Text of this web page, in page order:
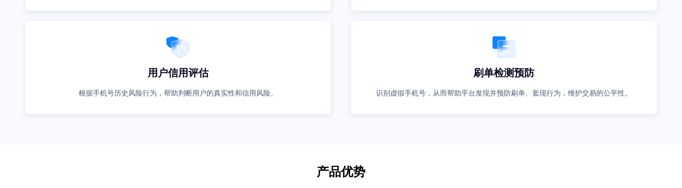
用户信用评估
根据手机号历史风险行为，帮助判断用户的真实性和信用风险。
刷单检测预防
识别虚假手机号，从而帮助平台发现并预防刷单、套现行为，维护交易的公平性。
产品优势